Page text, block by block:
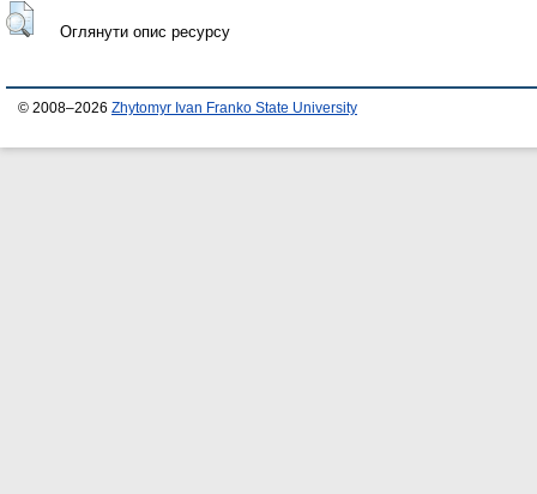
Оглянути опис ресурсу
© 2008–2026 Zhytomyr Ivan Franko State University